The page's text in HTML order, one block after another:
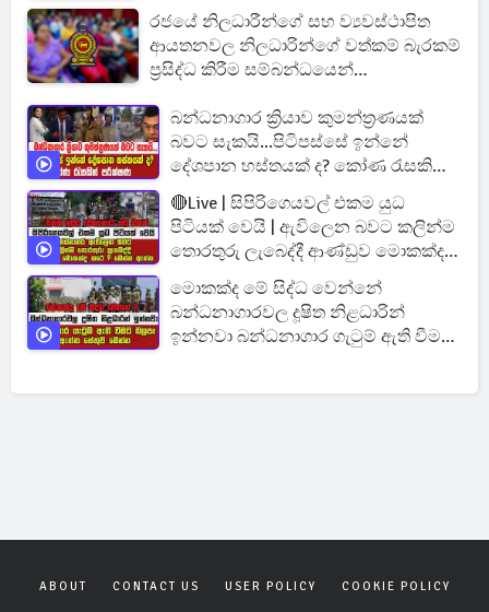
රජයේ නිලධාරීන්ගේ සහ ව්‍යවස්ථාපිත
ආයතනවල නිලධාරින්ගේ වත්කම් බැරකම්
ප්‍රසිද්ධ කිරීම සම්බන්ධයෙන්
බන්ධනාගාර ක්‍රියාව කුමන්ත්‍රණයක්
බවට සැකයි...පිටිපස්සේ ඉන්නේ
දේශපාන හස්තයක් ද? කෝණ රැසකින්
පරීක්ෂණ
🔴Live | සිපිරිගෙයවල් එකම යුධ
පිටියක් වෙයි | ඇවිලෙන බවට කලින්ම
තොරතුරු ලැබෙද්දී ආණ්ඩුව මොකක්ද
කරේ
මොකක්ද මේ සිද්ධ වෙන්නේ
බන්ධනාගාරවල දූෂිත නිළධාරින්
ඉන්නවා බන්ධනාගාර ගැටුම් ඇති වීමට
ABOUT CONTACT US USER POLICY COOKIE POLICY